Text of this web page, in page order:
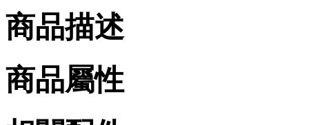
商品描述
商品屬性